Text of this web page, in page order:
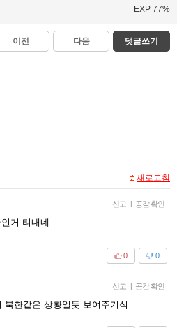
EXP 77%
이전 다음 댓글쓰기
새로고침
신고 | 공감 확인
거 티내네
0
0
신고 | 공감 확인
북한같은 상황일듯 보여주기식